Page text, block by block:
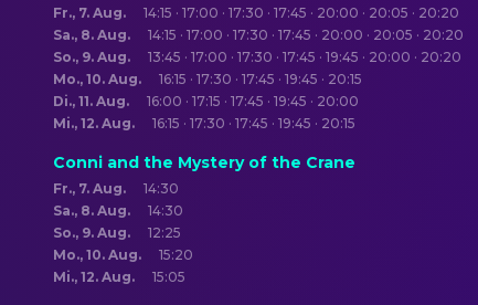
Fr., 7. Aug.
14:15 · 17:00 · 17:30 · 17:45 · 20:00 · 20:05 · 20:20
Sa., 8. Aug.
14:15 · 17:00 · 17:30 · 17:45 · 20:00 · 20:05 · 20:20
So., 9. Aug.
13:45 · 17:00 · 17:30 · 17:45 · 19:45 · 20:00 · 20:20
Mo., 10. Aug.
16:15 · 17:30 · 17:45 · 19:45 · 20:15
Di., 11. Aug.
16:00 · 17:15 · 17:45 · 19:45 · 20:00
Mi., 12. Aug.
16:15 · 17:30 · 17:45 · 19:45 · 20:15
Conni and the Mystery of the Crane
Fr., 7. Aug.
14:30
Sa., 8. Aug.
14:30
So., 9. Aug.
12:25
Mo., 10. Aug.
15:20
Mi., 12. Aug.
15:05